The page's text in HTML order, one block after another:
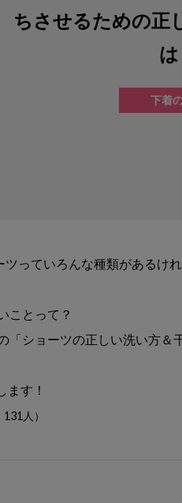
ちさせるための正
は
下着
っていろんな種類があるけ
ことって？
「ショーツの正しい洗い方＆
ます！
人）